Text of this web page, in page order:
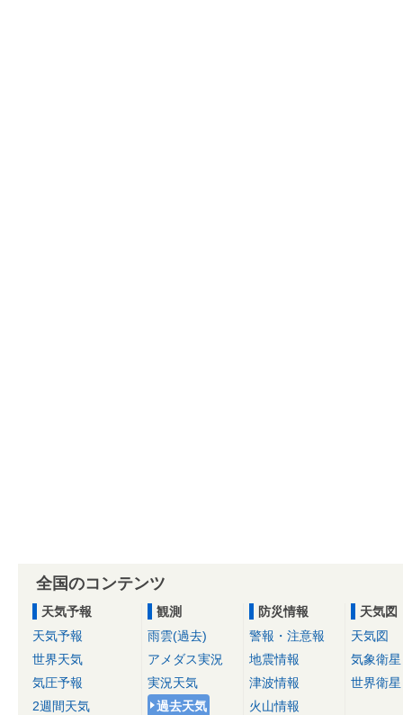
全国のコンテンツ
天気予報
天気予報
世界天気
気圧予報
2週間天気
観測
雨雲(過去)
アメダス実況
実況天気
過去天気
防災情報
警報・注意報
地震情報
津波情報
火山情報
天気図
天気図
気象衛星
世界衛星